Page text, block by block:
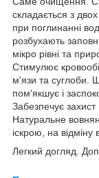
складається з
при поглинанні
розбухають
мікро рівні та
Стимулює
м'язи та суглоби.
пом'якшує і
Забезпечує
Натуральне
іскрою, на відміну
Легкий догляд.